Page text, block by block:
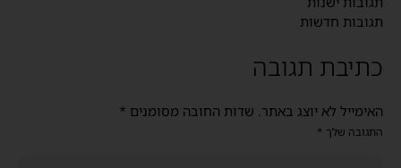
תגובות חדשות
כתיבת תגובה
האימייל לא יוצג באתר. שדות החובה מסומנים *
התגובה שלך *